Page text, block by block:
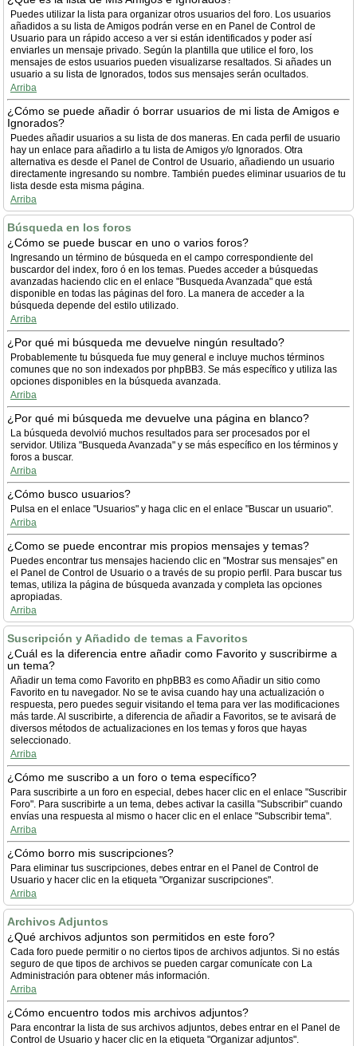
Puedes utilizar la lista para organizar otros usuarios del foro. Los usuarios
añadidos a su lista de Amigos podrán verse en en Panel de Control de
Usuario para un rápido acceso a ver si están identificados y poder así
enviarles un mensaje privado. Según la plantilla que utilice el foro, los
mensajes de estos usuarios pueden visualizarse resaltados. Si añades un
usuario a su lista de Ignorados, todos sus mensajes serán ocultados.
Arriba
¿Cómo se puede añadir ó borrar usuarios de mi lista de Amigos e
Ignorados?
Puedes añadir usuarios a su lista de dos maneras. En cada perfil de usuario
hay un enlace para añadirlo a tu lista de Amigos y/o Ignorados. Otra
alternativa es desde el Panel de Control de Usuario, añadiendo un usuario
directamente ingresando su nombre. También puedes eliminar usuarios de tu
lista desde esta misma página.
Arriba
Búsqueda en los foros
¿Cómo se puede buscar en uno o varios foros?
Ingresando un término de búsqueda en el campo correspondiente del
buscardor del index, foro ó en los temas. Puedes acceder a búsquedas
avanzadas haciendo clic en el enlace "Busqueda Avanzada" que está
disponible en todas las páginas del foro. La manera de acceder a la
búsqueda depende del estilo utilizado.
Arriba
¿Por qué mi búsqueda me devuelve ningún resultado?
Probablemente tu búsqueda fue muy general e incluye muchos términos
comunes que no son indexados por phpBB3. Se más específico y utiliza las
opciones disponibles en la búsqueda avanzada.
Arriba
¿Por qué mi búsqueda me devuelve una página en blanco?
La búsqueda devolvió muchos resultados para ser procesados por el
servidor. Utiliza "Busqueda Avanzada" y se más específico en los términos y
foros a buscar.
Arriba
¿Cómo busco usuarios?
Pulsa en el enlace "Usuarios" y haga clic en el enlace "Buscar un usuario".
Arriba
¿Como se puede encontrar mis propios mensajes y temas?
Puedes encontrar tus mensajes haciendo clic en "Mostrar sus mensajes" en
el Panel de Control de Usuario o a través de su propio perfil. Para buscar tus
temas, utiliza la página de búsqueda avanzada y completa las opciones
apropiadas.
Arriba
Suscripción y Añadido de temas a Favoritos
¿Cuál es la diferencia entre añadir como Favorito y suscribirme a
un tema?
Añadir un tema como Favorito en phpBB3 es como Añadir un sitio como
Favorito en tu navegador. No se te avisa cuando hay una actualización o
respuesta, pero puedes seguir visitando el tema para ver las modificaciones
más tarde. Al suscribirte, a diferencia de añadir a Favoritos, se te avisará de
diversos métodos de actualizaciones en los temas y foros que hayas
seleccionado.
Arriba
¿Cómo me suscribo a un foro o tema específico?
Para suscribirte a un foro en especial, debes hacer clic en el enlace "Suscribir
Foro". Para suscribirte a un tema, debes activar la casilla "Subscribir" cuando
envías una respuesta al mismo o hacer clic en el enlace "Subscribir tema".
Arriba
¿Cómo borro mis suscripciones?
Para eliminar tus suscripciones, debes entrar en el Panel de Control de
Usuario y hacer clic en la etiqueta "Organizar suscripciones".
Arriba
Archivos Adjuntos
¿Qué archivos adjuntos son permitidos en este foro?
Cada foro puede permitir o no ciertos tipos de archivos adjuntos. Si no estás
seguro de que tipos de archivos se pueden cargar comunícate con La
Administración para obtener más información.
Arriba
¿Cómo encuentro todos mis archivos adjuntos?
Para encontrar la lista de sus archivos adjuntos, debes entrar en el Panel de
Control de Usuario y hacer clic en la etiqueta "Organizar adjuntos".